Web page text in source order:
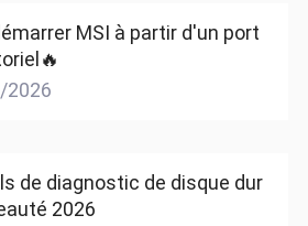
MSI à partir d'un port
2026
de diagnostic de disque dur
2026